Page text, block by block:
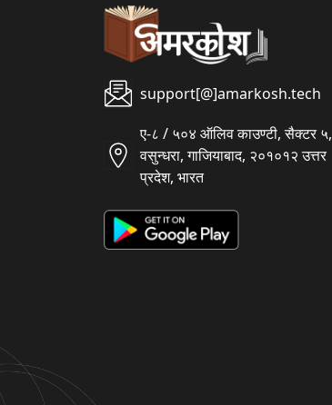
support[@]amarkosh.tech
ए-८ / ५०४ ऑलिव काउण्टी, सैक्टर ५,
वसुन्धरा, गाजियाबाद, २०१०१२ उत्तर
प्रदेश, भारत